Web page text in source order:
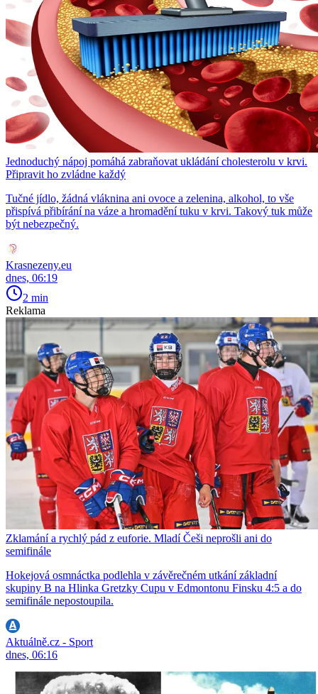
Jednoduchý nápoj pomáhá zabraňovat ukládání cholesterolu v krvi.
Připravit ho zvládne každý
Tučné jídlo, žádná vláknina ani ovoce a zelenina, alkohol, to vše
přispívá přibírání na váze a hromadění tuku v krvi. Takový tuk může
být nebezpečný.
Krasnezeny.eu
dnes, 06:19
2 min
Reklama
Zklamání a rychlý pád z euforie. Mladí Češi neprošli ani do
semifinále
Hokejová osmnáctka podlehla v závěrečném utkání základní
skupiny B na Hlinka Gretzky Cupu v Edmontonu Finsku 4:5 a do
semifinále nepostoupila.
Aktuálně.cz - Sport
dnes, 06:16